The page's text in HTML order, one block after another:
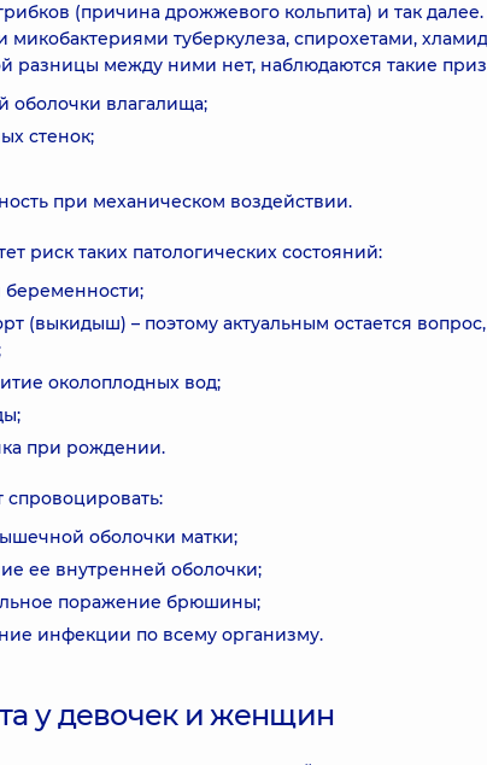
(причина дрожжевого кольпита) и так
туберкулеза, спирохетами,
разницы между ними нет, наблюдаются такие
оболочки влагалища;
стенок;
при механическом воздействии.
риск таких патологических состояний:
беременности;
(выкидыш) – поэтому актуальным остается
околоплодных вод;
при рождении.
оболочки матки;
ее внутренней оболочки;
поражение брюшины;
инфекции по всему организму.
у девочек и женщин